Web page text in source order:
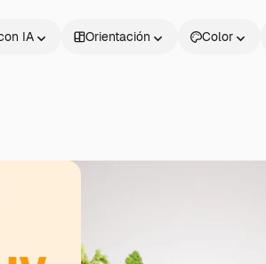
IA Orientación Color
Productos